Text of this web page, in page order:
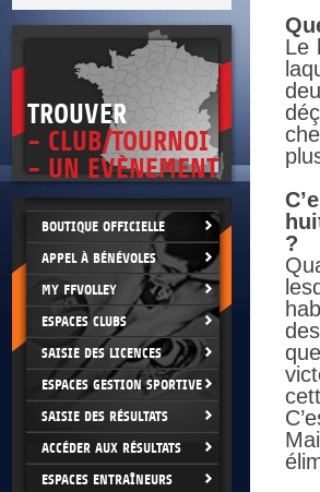
TROUVER
- CLUB/TOURNOI
- UN EVÈNEMENT
BOUTIQUE OFFICIELLE
APPEL À BÉNÉVOLES
MY FFVOLLEY
ESPACES CLUBS
SAISIE DES LICENCES
ESPACES GESTION SPORTIVE
SAISIE DES RÉSULTATS
ACCÉDER AUX RÉSULTATS
ESPACES ENTRAÎNEURS
Le
?